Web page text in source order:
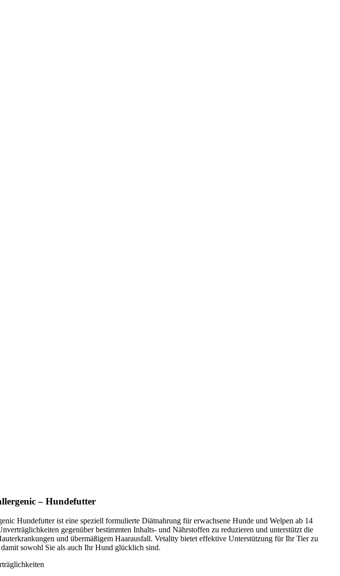
– Hundefutter
Hundefutter ist eine speziell formulierte Diätnahrung für erwachsene Hunde und Welpen ab 14
gegenüber bestimmten Inhalts- und Nährstoffen zu reduzieren und unterstützt die
und übermäßigem Haarausfall. Vetality bietet effektive Unterstützung für Ihr Tier zu
sowohl Sie als auch Ihr Hund glücklich sind.